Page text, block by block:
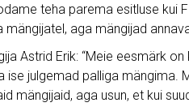
teha parema esitluse kui
mängijatel, aga mängijad
Astrid Erik: “Meie eesmärk
ise julgemad palliga mängima.
mängijaid, aga usun, et kui